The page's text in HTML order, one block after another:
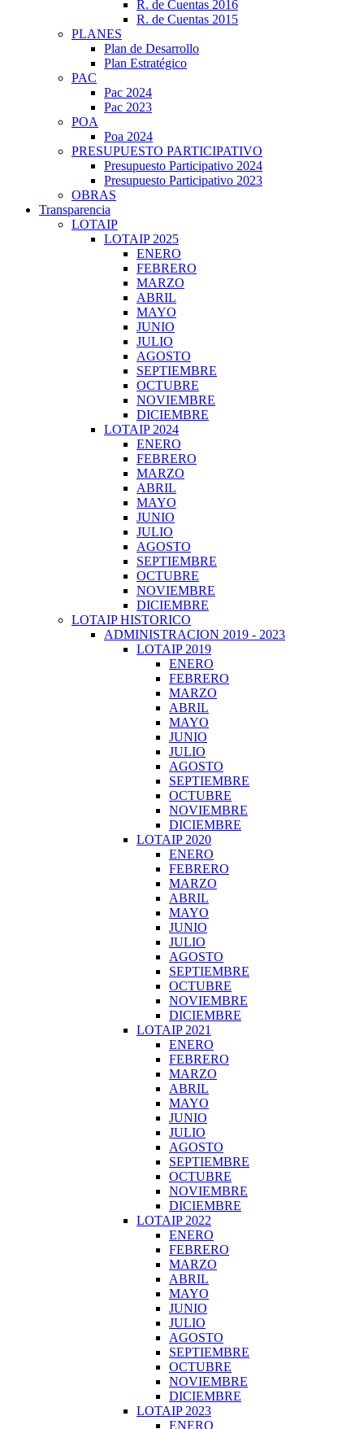
R. de Cuentas 2016
R. de Cuentas 2015
PLANES
Plan de Desarrollo
Plan Estratégico
PAC
Pac 2024
Pac 2023
POA
Poa 2024
PRESUPUESTO PARTICIPATIVO
Presupuesto Participativo 2024
Presupuesto Participativo 2023
OBRAS
Transparencia
LOTAIP
LOTAIP 2025
ENERO
FEBRERO
MARZO
ABRIL
MAYO
JUNIO
JULIO
AGOSTO
SEPTIEMBRE
OCTUBRE
NOVIEMBRE
DICIEMBRE
LOTAIP 2024
ENERO
FEBRERO
MARZO
ABRIL
MAYO
JUNIO
JULIO
AGOSTO
SEPTIEMBRE
OCTUBRE
NOVIEMBRE
DICIEMBRE
LOTAIP HISTORICO
ADMINISTRACION 2019 - 2023
LOTAIP 2019
ENERO
FEBRERO
MARZO
ABRIL
MAYO
JUNIO
JULIO
AGOSTO
SEPTIEMBRE
OCTUBRE
NOVIEMBRE
DICIEMBRE
LOTAIP 2020
ENERO
FEBRERO
MARZO
ABRIL
MAYO
JUNIO
JULIO
AGOSTO
SEPTIEMBRE
OCTUBRE
NOVIEMBRE
DICIEMBRE
LOTAIP 2021
ENERO
FEBRERO
MARZO
ABRIL
MAYO
JUNIO
JULIO
AGOSTO
SEPTIEMBRE
OCTUBRE
NOVIEMBRE
DICIEMBRE
LOTAIP 2022
ENERO
FEBRERO
MARZO
ABRIL
MAYO
JUNIO
JULIO
AGOSTO
SEPTIEMBRE
OCTUBRE
NOVIEMBRE
DICIEMBRE
LOTAIP 2023
ENERO